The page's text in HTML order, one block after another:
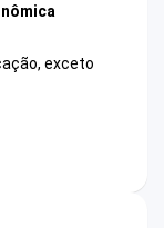
exceto